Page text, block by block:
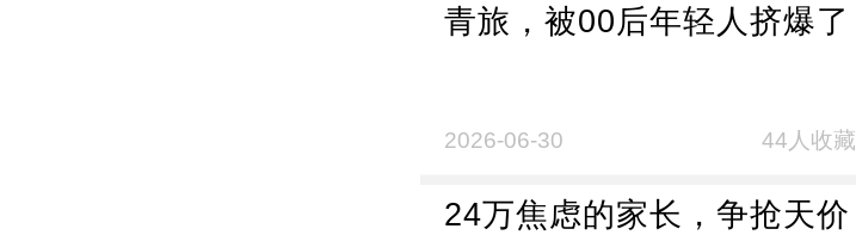
青旅，被00后年轻人挤爆了
2026-06-30 44人收藏
24万焦虑的家长，争抢天价